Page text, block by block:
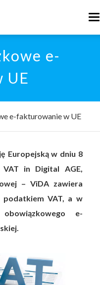
e-
UE
e-fakturowanie w UE
Europejską w dniu 8
in Digital AGE,
– ViDA zawiera
podatkiem VAT, a w
obowiązkowego e-